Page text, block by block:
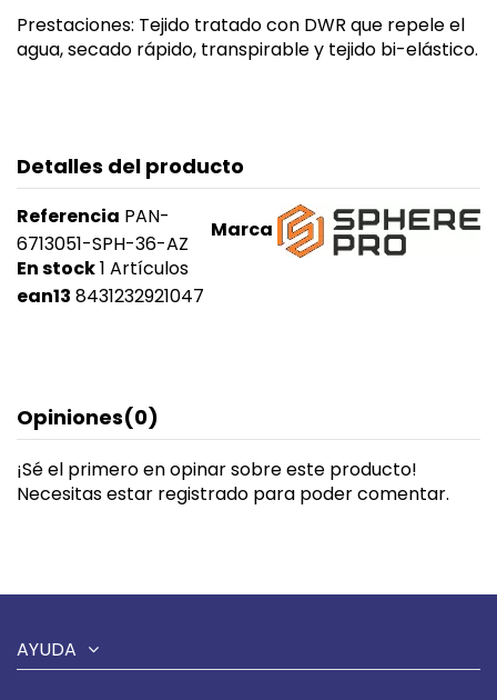
Prestaciones: Tejido tratado con DWR que repele el
agua, secado rápido, transpirable y tejido bi-elástico.
Detalles del producto
Marca
Referencia PAN-
6713051-SPH-36-AZ
En stock1 Artículos
ean13 8431232921047
Opiniones(0)
¡Sé el primero en opinar sobre este producto!
Necesitas estar registrado para poder comentar.
AYUDA